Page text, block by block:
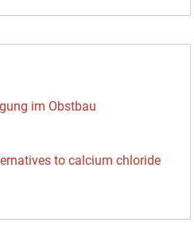
im Obstbau
to calcium chloride